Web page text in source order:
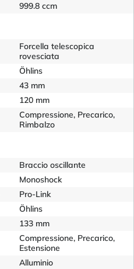
999.8 ccm
Forcella telescopica
rovesciata
Öhlins
43 mm
120 mm
Compressione, Precarico,
Rimbalzo
Braccio oscillante
Monoshock
Pro-Link
Öhlins
133 mm
Compressione, Precarico,
Estensione
Alluminio